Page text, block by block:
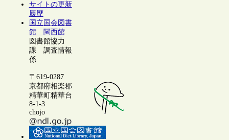
サイトの更新
履歴
国立国会図書
館 関西館
図書館協力
課 調査情報
係
〒619-0287
京都府相楽郡
精華町精華台
8-1-3
chojo